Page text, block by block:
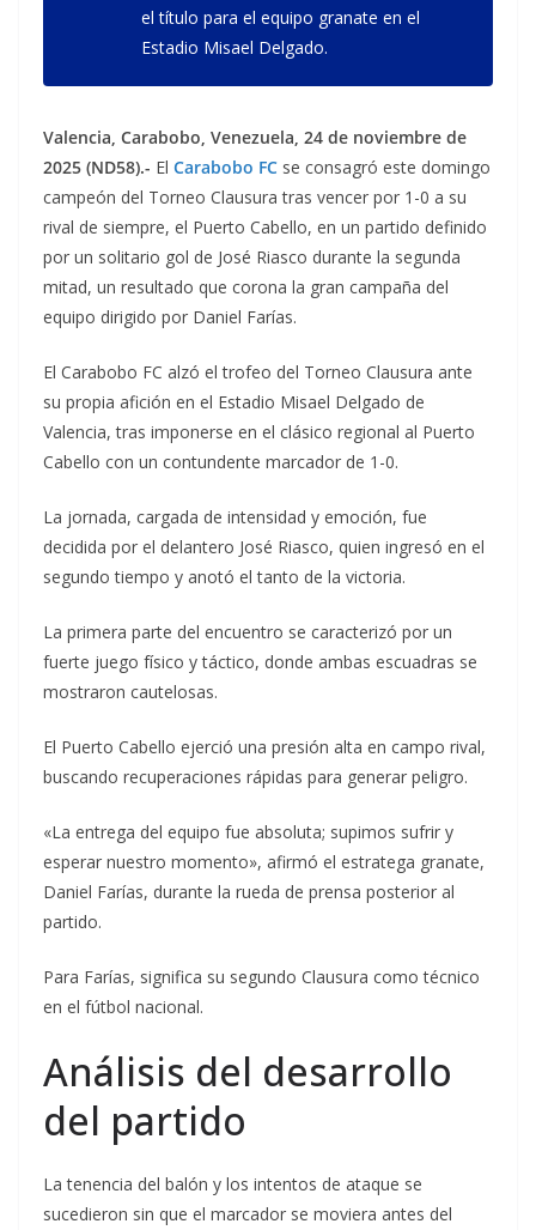
el título para el equipo granate en el
Estadio Misael Delgado.
Valencia, Carabobo, Venezuela, 24 de noviembre de
2025 (ND58).- El Carabobo FC se consagró este domingo
campeón del Torneo Clausura tras vencer por 1-0 a su
rival de siempre, el Puerto Cabello, en un partido definido
por un solitario gol de José Riasco durante la segunda
mitad, un resultado que corona la gran campaña del
equipo dirigido por Daniel Farías.
El Carabobo FC alzó el trofeo del Torneo Clausura ante
su propia afición en el Estadio Misael Delgado de
Valencia, tras imponerse en el clásico regional al Puerto
Cabello con un contundente marcador de 1-0.
La jornada, cargada de intensidad y emoción, fue
decidida por el delantero José Riasco, quien ingresó en el
segundo tiempo y anotó el tanto de la victoria.
La primera parte del encuentro se caracterizó por un
fuerte juego físico y táctico, donde ambas escuadras se
mostraron cautelosas.
El Puerto Cabello ejerció una presión alta en campo rival,
buscando recuperaciones rápidas para generar peligro.
«La entrega del equipo fue absoluta; supimos sufrir y
esperar nuestro momento», afirmó el estratega granate,
Daniel Farías, durante la rueda de prensa posterior al
partido.
Para Farías, significa su segundo Clausura como técnico
en el fútbol nacional.
Análisis del desarrollo
del partido
La tenencia del balón y los intentos de ataque se
sucedieron sin que el marcador se moviera antes del